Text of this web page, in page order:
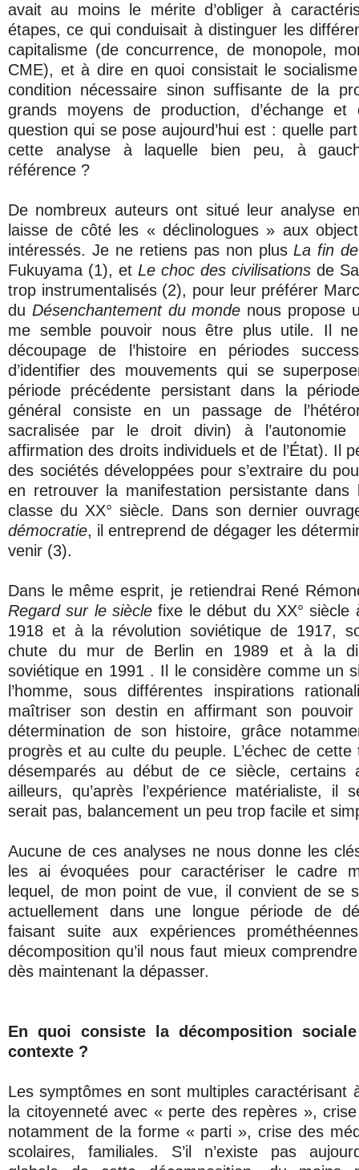
avait au moins le mérite d’obliger à
étapes, ce qui conduisait à distinguer les
capitalisme (de concurrence, de monopole,
CME), et à dire en quoi consistait le
condition nécessaire sinon suffisante de la
grands moyens de production, d’échange et
question qui se pose aujourd’hui est : quelle
cette analyse à laquelle bien peu, à
référence ?
De nombreux auteurs ont situé leur analyse
laisse de côté les « déclinologues » aux
intéressés. Je ne retiens pas non plusLa fin de
Fukuyama (1), et Le choc des civilisations de
trop instrumentalisés (2), pour leur préférer
du Désenchantement du monde nous propose
me semble pouvoir nous être plus utile. Il
découpage de l’histoire en périodes
d’identifier des mouvements qui se
période précédente persistant dans la
général consiste en un passage de
sacralisée par le droit divin) à l’autonomie
affirmation des droits individuels et de l’État). Il
des sociétés développées pour s’extraire du
en retrouver la manifestation persistante dans
classe du XX° siècle. Dans son dernier
démocratie, il entreprend de dégager les
venir (3).
Dans le même esprit, je retiendrai René
Regard sur le siècle fixe le début du XX° siècle
1918 et à la révolution soviétique de 1917,
chute du mur de Berlin en 1989 et à la
soviétique en 1991 . Il le considère comme un
l’homme, sous différentes inspirations
maîtriser son destin en affirmant son
détermination de son histoire, grâce
progrès et au culte du peuple. L’échec de
désemparés au début de ce siècle, certains
ailleurs, qu’après l’expérience matérialiste, il
serait pas, balancement un peu trop facile et
Aucune de ces analyses ne nous donne les
les ai évoquées pour caractériser le cadre
lequel, de mon point de vue, il convient de se
actuellement dans une longue période de
faisant suite aux expériences
décomposition qu’il nous faut mieux
dès maintenant la dépasser.
En quoi consiste la décomposition
contexte ?
Les symptômes en sont multiples caractérisant
la citoyenneté avec « perte des repères »,
notamment de la forme « parti », crise des
scolaires, familiales. S’il n’existe pas